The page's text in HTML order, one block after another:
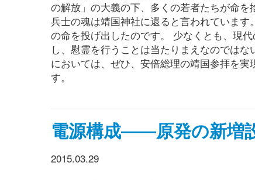
の解放」の大義の下、多くの若者たちが命
兵士の魂は靖国神社に還ると言われていま
の命を投げ出したのです。 少なくとも、現
し、慰霊を行うことは当たりまえなのでは
においては、ぜひ、安倍総理の靖国参拝を
す。
電源構成――原発の新増
2015.03.29